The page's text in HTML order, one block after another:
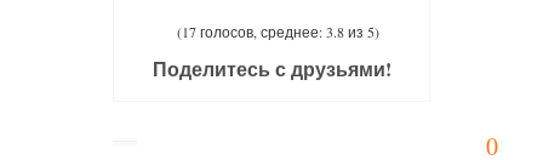
0
(17 голосов, среднее: 3.8 из 5)
Поделитесь с друзьями!